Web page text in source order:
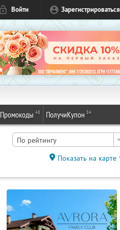
Войти Зарегистрироваться
Промокоды 48 ПолучиКупон 84
По рейтингу
Показать на карте